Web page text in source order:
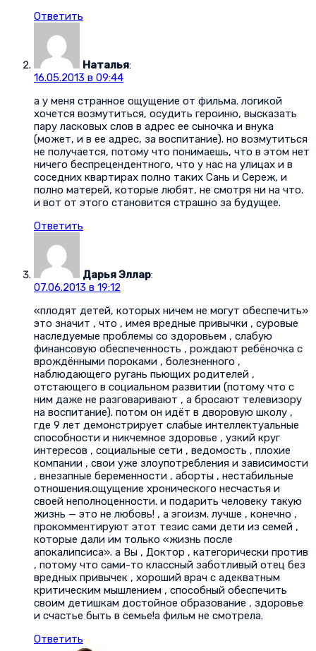
Ответить
Наталья:
16.05.2013 в 09:44
а у меня странное ощущение от фильма. логикой
хочется возмутиться, осудить героиню, высказать
пару ласковых слов в адрес ее сыночка и внука
(может, и в ее адрес, за воспитание). но возмутиться
не получается, потому что понимаешь, что в этом нет
ничего беспрецендентного, что у нас на улицах и в
соседних квартирах полно таких Сань и Сереж, и
полно матерей, которые любят, не смотря ни на что.
и вот от этого становится страшно за будущее.
Ответить
Дарья Эллар:
07.06.2013 в 19:12
«плодят детей, которых ничем не могут обеспечить»
это значит , что , имея вредные привычки , суровые
наследуемые проблемы со здоровьем , слабую
финансовую обеспеченность , рождают ребёночка с
врождёнными пороками , болезненного ,
наблюдающего ругань пьющих родителей ,
отстающего в социальном развитии (потому что с
ним даже не разговаривают , а бросают телевизору
на воспитание). потом он идёт в дворовую школу ,
где 9 лет демонстрирует слабые интеллектуальные
способности и никчемное здоровье , узкий круг
интересов , социальные сети , ведомость , плохие
компании , свои уже злоупотребления и зависимости
, внезапные беременности , аборты , нестабильные
отношения.ощущение хронического несчастья и
своей неполноценности. и подарить человеку такую
жизнь — это не любовь! , а эгоизм. лучше , конечно ,
прокомментируют этот тезис сами дети из семей ,
которые дали им только «жизнь после
апокалипсиса». а Вы , Доктор , категорически против
, потому что сами-то классный заботливый отец без
вредных привычек , хороший врач с адекватным
критическим мышлением , способный обеспечить
своим детишкам достойное образование , здоровье
и счастье быть в семье!а фильм не смотрела.
Ответить